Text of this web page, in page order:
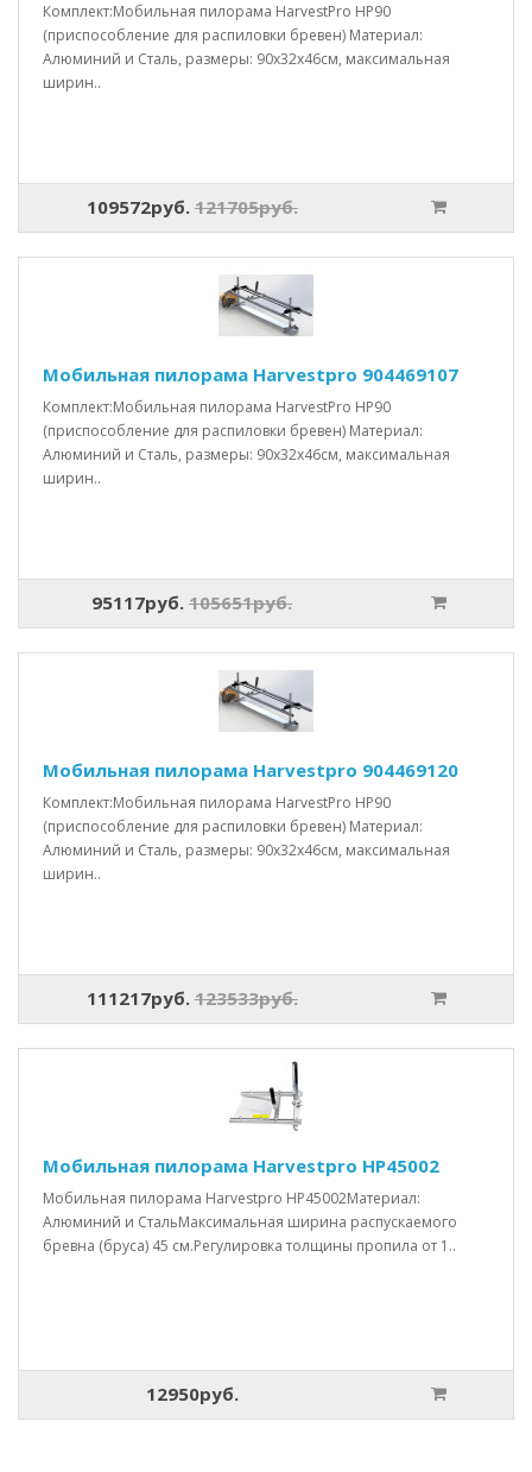
Комплект:Мобильная пилорама HarvestPro HP90
(приспособление для распиловки бревен) Материал:
Алюминий и Сталь, размеры: 90x32x46см, максимальная
ширин..
109572руб. 121705руб.
Мобильная пилорама Harvestpro 904469107
Комплект:Мобильная пилорама HarvestPro HP90
(приспособление для распиловки бревен) Материал:
Алюминий и Сталь, размеры: 90x32x46см, максимальная
ширин..
95117руб. 105651руб.
Мобильная пилорама Harvestpro 904469120
Комплект:Мобильная пилорама HarvestPro HP90
(приспособление для распиловки бревен) Материал:
Алюминий и Сталь, размеры: 90x32x46см, максимальная
ширин..
111217руб. 123533руб.
Мобильная пилорама Harvestpro HP45002
Мобильная пилорама Harvestpro HP45002Материал:
Алюминий и СтальМаксимальная ширина распускаемого
бревна (бруса) 45 см.Регулировка толщины пропила от 1..
12950руб.